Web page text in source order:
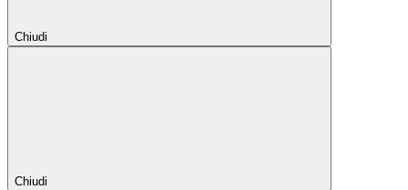
Chiudi
Chiudi